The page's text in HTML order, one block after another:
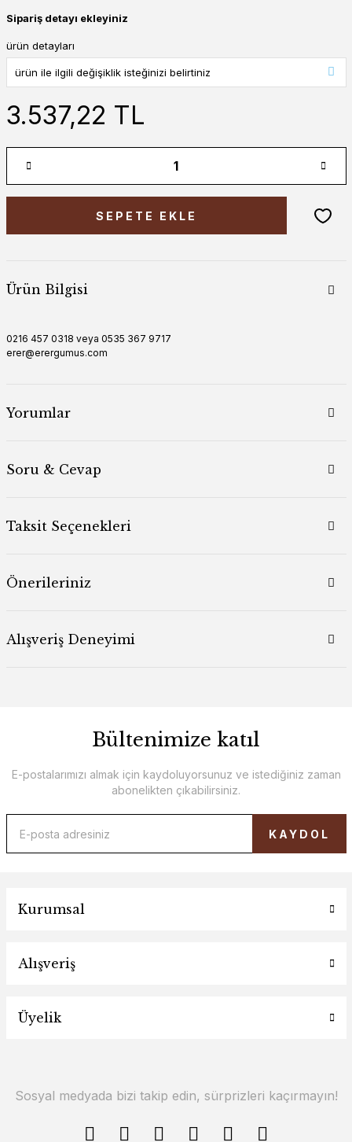
Sipariş detayı ekleyiniz
ürün detayları
3.537,22 TL
SEPETE EKLE
Ürün Bilgisi
0216 457 0318 veya 0535 367 9717
erer@erergumus.com
Yorumlar
Soru & Cevap
Taksit Seçenekleri
Önerileriniz
Alışveriş Deneyimi
Bültenimize katıl
E-postalarımızı almak için kaydoluyorsunuz ve istediğiniz zaman
abonelikten çıkabilirsiniz.
KAYDOL
Kurumsal
Alışveriş
Üyelik
Sosyal medyada bizi takip edin, sürprizleri kaçırmayın!